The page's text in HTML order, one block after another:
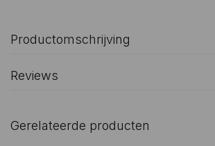
Productomschrijving
Reviews
Gerelateerde producten